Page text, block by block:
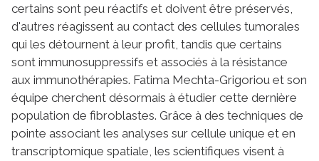
certains sont peu réactifs et doivent être préservés,
d'autres réagissent au contact des cellules tumorales
qui les détournent à leur profit, tandis que certains
sont immunosuppressifs et associés à la résistance
aux immunothérapies. Fatima Mechta-Grigoriou et son
équipe cherchent désormais à étudier cette dernière
population de fibroblastes. Grâce à des techniques de
pointe associant les analyses sur cellule unique et en
transcriptomique spatiale, les scientifiques visent à